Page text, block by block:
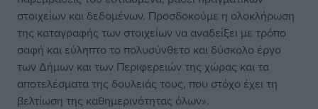
στοιχείων και δεδομένων. Προσδοκούμε η ολοκλήρωση
της καταγραφής των στοιχείων να αναδείξει με τρόπο
σαφή και εύληπτο το πολυσύνθετο και δύσκολο έργο
των Δήμων και των Περιφερειών της χώρας και τα
αποτελέσματα της δουλειάς τους, που στόχο έχει τη
βελτίωση της καθημερινότητας όλων».